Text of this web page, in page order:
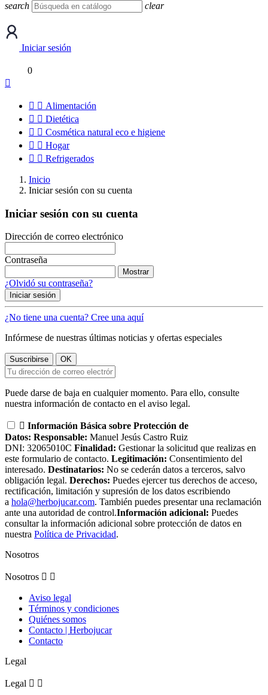
search clear
Iniciar sesión
0

  Alimentación
  Dietética
  Cosmética natural eco e higiene
  Hogar
  Refrigerados
Inicio
Iniciar sesión con su cuenta
Iniciar sesión con su cuenta
Dirección de correo electrónico
Contraseña
Mostrar
¿Olvidó su contraseña?
Iniciar sesión
¿No tiene una cuenta? Cree una aquí
Infórmese de nuestras últimas noticias y ofertas especiales
Puede darse de baja en cualquier momento. Para ello, consulte
nuestra información de contacto en el aviso legal.
 Información Básica sobre Protección de
Datos: Responsable: Manuel Jesús Castro Ruiz
DNI: 32065010C Finalidad: Gestionar la solicitud que realizas en
este formulario de contacto. Legitimación: Consentimiento del
interesado. Destinatarios: No se cederán datos a terceros, salvo
obligación legal. Derechos: Puedes ejercer tus derechos de acceso,
rectificación, limitación y supresión de los datos escribiendo
a hola@herbojucar.com. También puedes presentar una reclamación
ante una autoridad de control.Información adicional: Puedes
consultar la información adicional sobre protección de datos en
nuestra Política de Privacidad.
Nosotros
Nosotros  
Aviso legal
Términos y condiciones
Quiénes somos
Contacto | Herbojucar
Contacto
Legal
Legal  